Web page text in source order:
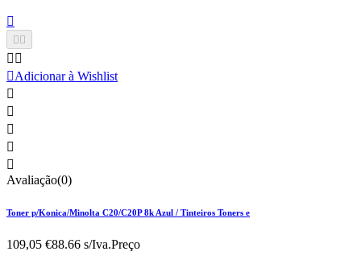

 
 
Adicionar à Wishlist





Avaliação(0)
Toner p/Konica/Minolta C20/C20P 8k Azul / Tinteiros Toners e
109,05 €88.66 s/Iva.Preço